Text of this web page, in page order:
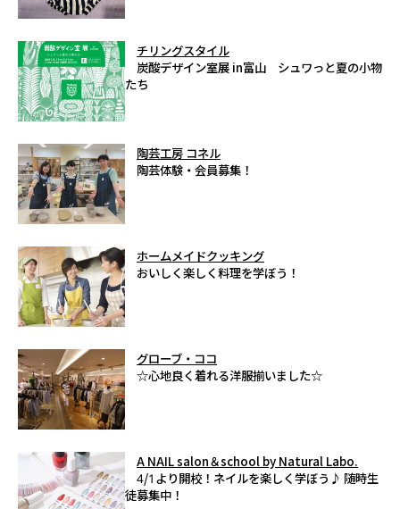
チリングスタイル
炭酸デザイン室展 in富山 シュワっと夏の小物
たち
陶芸工房 コネル
陶芸体験・会員募集！
ホームメイドクッキング
おいしく楽しく料理を学ぼう！
グローブ・ココ
☆心地良く着れる洋服揃いました☆
A NAIL salon＆school by Natural Labo.
4/1より開校！ネイルを楽しく学ぼう♪ 随時生
徒募集中！